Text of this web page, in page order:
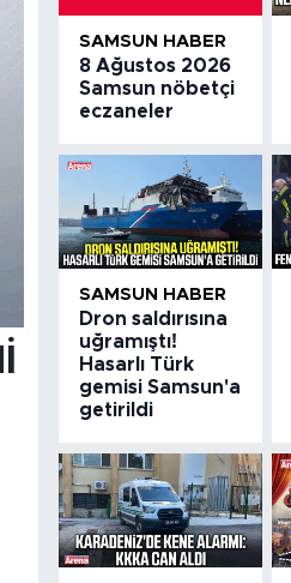
SAMSUN HABER
8 Ağustos 2026
Samsun nöbetçi
eczaneler
SAMSUN HABER
Dron saldırısına
uğramıştı!
Hasarlı Türk
gemisi Samsun'a
getirildi